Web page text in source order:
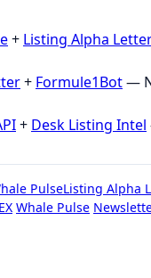
+ Listing Alpha
+ Formule1Bot—
+ Desk Listing Intel
PulseListing Alpha
Whale Pulse